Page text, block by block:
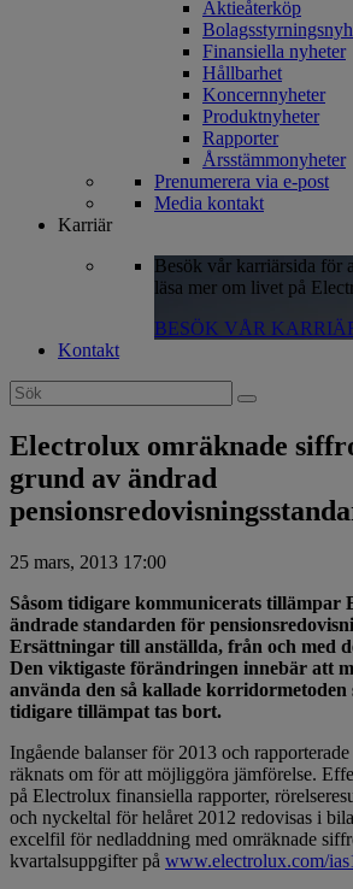
Aktieåterköp
Finansiella nyheter
Hållbarhet
Koncernnyheter
Produktnyheter
Rapporter
Årsstämmonyheter
Prenumerera via e-post
Media kontakt
Karriär
Besök vår karriärsida för
läsa mer om livet på
BESÖK VÅR
Kontakt
Search
for:
Electrolux omräknade
grund av ändrad
25 mars, 2013 17:00
Såsom tidigare kommunicerats tillämpar
ändrade standarden för
Ersättningar till anställda, från och med
Den viktigaste förändringen innebär att
använda den så kallade korridormetoden
tidigare tillämpat tas bort.
Ingående balanser för 2013 och
räknats om för att möjliggöra jämförelse.
på Electrolux finansiella rapporter,
och nyckeltal för helåret 2012 redovisas i
excelfil för nedladdning med omräknade
kvartalsuppgifter på www.electrolux.com/